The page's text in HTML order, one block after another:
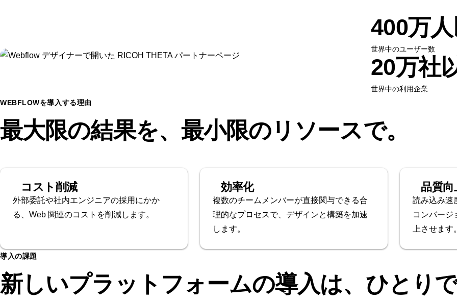
400万
世界中のユーザー数
20万社
世界中の利用企業
WEBFLOWを導入する理由
最大限の結果を、最小限のリソースで。
コスト削減
外部委託や社内エンジニアの採用にかか
る、Web 関連のコストを削減します。
効率化
複数のチームメンバーが直接関与できる合
理的なプロセスで、デザインと構築を加速
します。
品質向
読み込み速
コンバージ
上させます。
導入の課題
新しいプラットフォームの導入は、ひとりで